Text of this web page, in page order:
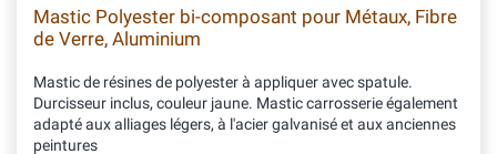
Mastic Polyester bi-composant pour Métaux, Fibre
de Verre, Aluminium
Mastic de résines de polyester à appliquer avec spatule.
Durcisseur inclus, couleur jaune. Mastic carrosserie également
adapté aux alliages légers, à l'acier galvanisé et aux anciennes
peintures